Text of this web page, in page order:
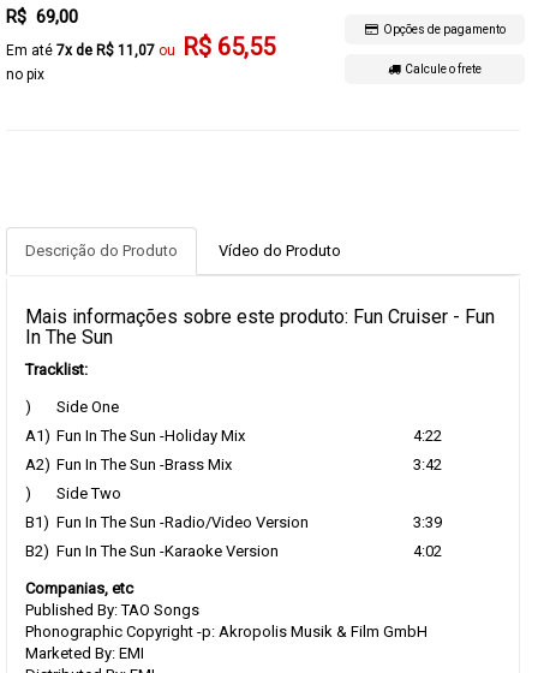
R$ 69,00
7x de R$ 11,07 R$ 65,55
no pix
Opções de pagamento
Calcule o frete
Descrição do Produto Vídeo do Produto
Mais informações sobre este produto: Fun Cruiser - Fun
In The Sun
Tracklist:
)
Side One
A1) Fun In The Sun -Holiday Mix
4:22
A2) Fun In The Sun -Brass Mix
3:42
)
Side Two
B1) Fun In The Sun -Radio/Video Version
3:39
B2) Fun In The Sun -Karaoke Version 4:02
Companias, etc
Published By: TAO Songs
Phonographic Copyright -p: Akropolis Musik & Film GmbH
Marketed By: EMI